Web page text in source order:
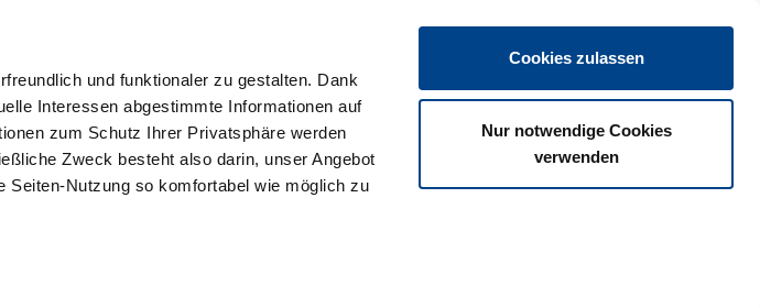
und funktionaler zu gestalten. Dank
Interessen abgestimmte Informationen auf
zum Schutz Ihrer Privatsphäre werden
Zweck besteht also darin, unser Angebot
Seiten-Nutzung so komfortabel wie möglich zu
Cookies zulassen
Nur notwendige Cookies
verwenden
Login
Über uns Veranstaltungen Download Termine